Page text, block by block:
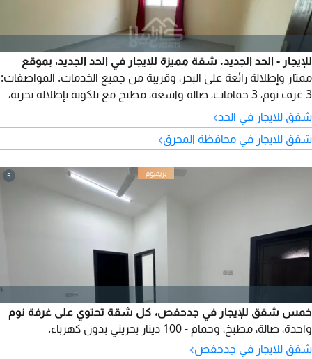
للإيجار - الحد الجديد. شقة مميزة للإيجار في الحد الجديد، بموقع
ممتاز وإطلالة رائعة على البحر، وقريبة من جميع الخدمات. المواصفات:
3 غرف نوم، 3 حمامات، صالة واسعة، مطبخ مع بلكونة بإطلالة بحرية،
الكهرباء غير مشمولة. للتواصل والاستفسار.
شقق للايجار في الحد›
شقق للايجار في محافظة المحرق›
5
خمس شقق للإيجار في جدحفص، كل شقة تحتوي على غرفة نوم
واحدة، صالة، مطبخ، وحمام - 100 دينار بحريني بدون كهرباء.
شقق للايجار في جدحفص›